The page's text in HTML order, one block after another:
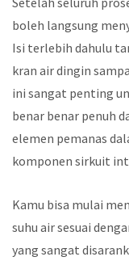
boleh langsung
Isi terlebih dahulu
kran air dingin
ini sangat penting
benar benar penuh
elemen pemanas
komponen sirkuit
Kamu bisa mulai
suhu air sesuai
yang sangat